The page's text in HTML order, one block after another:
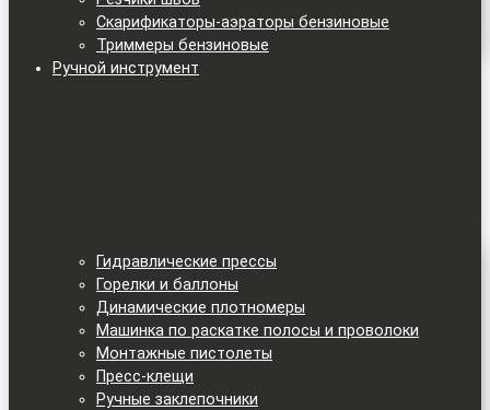
Скарификаторы-аэраторы бензиновые
Триммеры бензиновые
Ручной инструмент
Гидравлические прессы
Горелки и баллоны
Динамические плотномеры
Машинка по раскатке полосы и проволоки
Монтажные пистолеты
Пресс-клещи
Ручные заклепочники